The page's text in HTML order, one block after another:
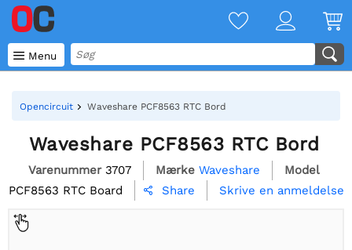
 Menu
Opencircuit Waveshare PCF8563 RTC Bord
Waveshare PCF8563 RTC Bord
Varenummer 3707 Mærke Waveshare
Model
PCF8563 RTC Board
 Share Skrive en anmeldelse